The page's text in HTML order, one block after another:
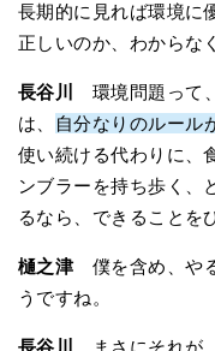
長期的に見れば環境に
正しいのか、わからな
長谷川
環境問題って
は、
自分なりのルール
使い続ける代わりに、
ンブラーを持ち歩く、
るなら、できることを
樋之津僕を含め、や
うですね。